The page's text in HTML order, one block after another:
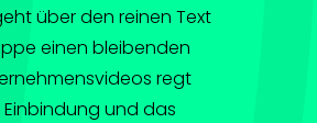
über den reinen Text
einen bleibenden
regt
und das